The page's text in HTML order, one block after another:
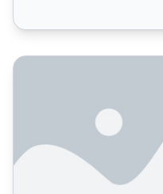
Ce este conținutul